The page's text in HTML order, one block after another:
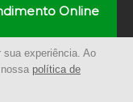
os Direitos Reservados
Online
experiência. Ao
política de